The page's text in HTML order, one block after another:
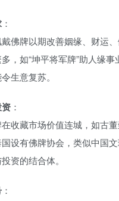
：
佛牌以期改善姻缘、财运
，如“坤平将军牌”助人缘事
生意复苏。
：
收藏市场价值连城，如古
设有佛牌协会，类似中国
资的结合体。
：